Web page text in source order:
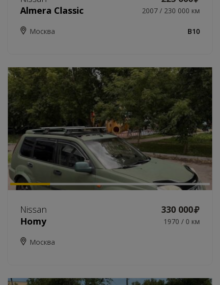
Almera Classic
2007 / 230 000 км
Москва B10
Nissan
330 000
Homy
1970 / 0 км
Москва